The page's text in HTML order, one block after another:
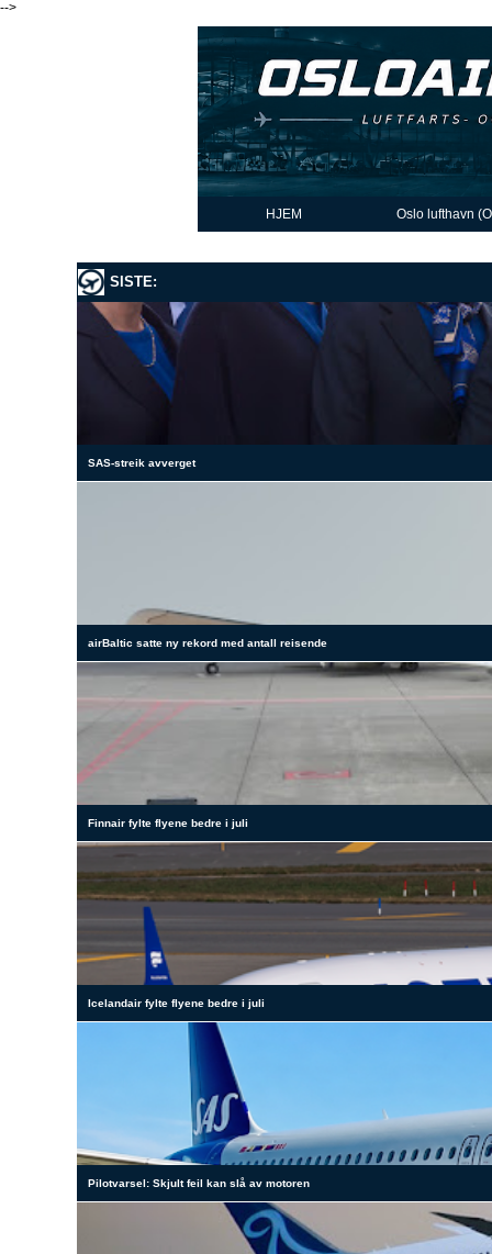
-->
HJEM Oslo lufthavn
SISTE:
SAS-streik avverget
airBaltic satte ny rekord med antall reisende
Finnair fylte flyene bedre i juli
Icelandair fylte flyene bedre i juli
Pilotvarsel: Skjult feil kan slå av motoren